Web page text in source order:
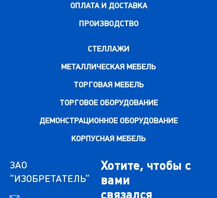
ОПЛАТА И ДОСТАВКА
ПРОИЗВОДСТВО
СТЕЛЛАЖИ
МЕТАЛЛИЧЕСКАЯ МЕБЕЛЬ
ТОРГОВАЯ МЕБЕЛЬ
ТОРГОВОЕ ОБОРУДОВАНИЕ
ДЕМОНСТРАЦИОННОЕ ОБОРУДОВАНИЕ
КОРПУСНАЯ МЕБЕЛЬ
ЗАО
“ИЗОБРЕТАТЕЛЬ”
Хотите, чтобы с
вами
связался